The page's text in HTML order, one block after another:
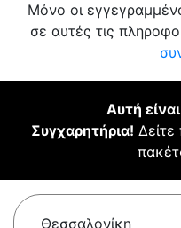
Μόνο οι
σε αυτές τις
Αυτή
Συγχαρητήρια!
Θεσσαλονίκη